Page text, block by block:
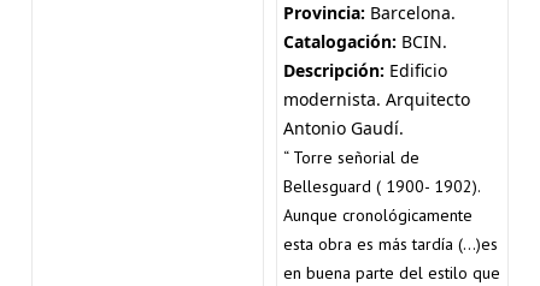
Provincia: Barcelona.
Catalogación: BCIN.
Descripción: Edificio
modernista. Arquitecto
Antonio Gaudí.
“ Torre señorial de
Bellesguard ( 1900- 1902).
Aunque cronológicamente
esta obra es más tardía (…)es
en buena parte del estilo que